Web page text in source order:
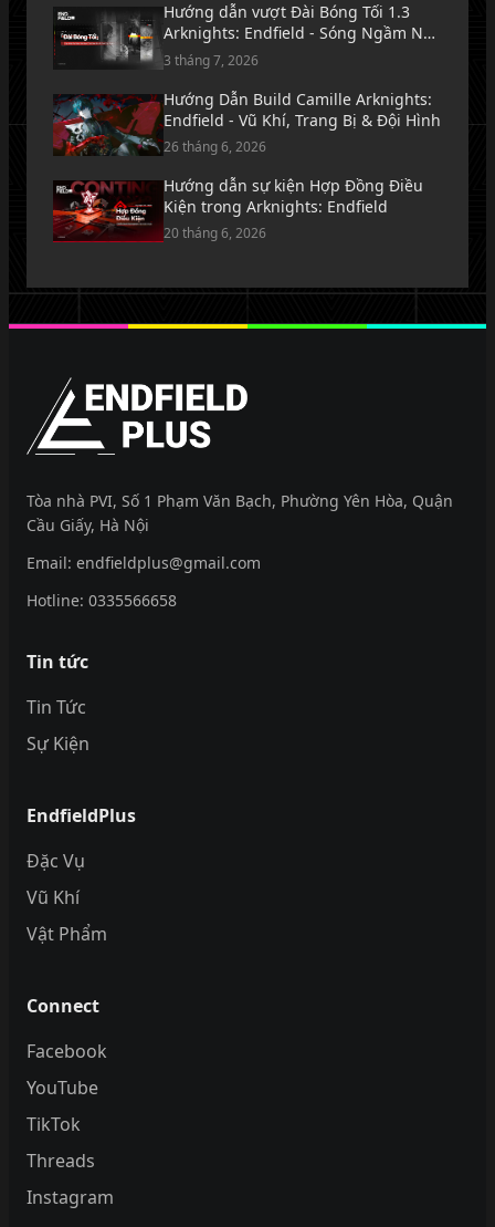
Hướng dẫn vượt Đài Bóng Tối 1.3
Arknights: Endfield - Sóng Ngầm Nơi
Biển Lặng Tăm Tối
3 tháng 7, 2026
Hướng Dẫn Build Camille Arknights:
Endfield - Vũ Khí, Trang Bị & Đội Hình
26 tháng 6, 2026
Hướng dẫn sự kiện Hợp Đồng Điều
Kiện trong Arknights: Endfield
20 tháng 6, 2026
EndfieldPlus
Tòa nhà PVI, Số 1 Phạm Văn Bạch, Phường Yên Hòa, Quận
Cầu Giấy, Hà Nội
Email: endfieldplus@gmail.com
Hotline: 0335566658
Tin tức
Tin Tức
Sự Kiện
EndfieldPlus
Đặc Vụ
Vũ Khí
Vật Phẩm
Connect
Facebook
YouTube
TikTok
Threads
Instagram